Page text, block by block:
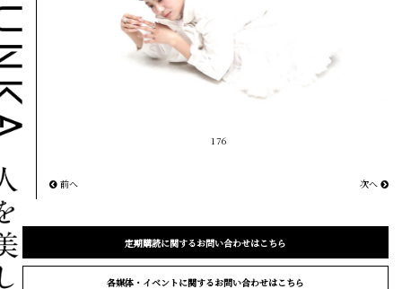
176
前へ 次へ
定期購読に関するお問い合わせはこちら
各媒体・イベントに関するお問い合わせはこちら